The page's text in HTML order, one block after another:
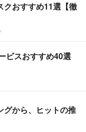
クおすすめ11選【徹
ビスおすすめ40選
グから、ヒットの推